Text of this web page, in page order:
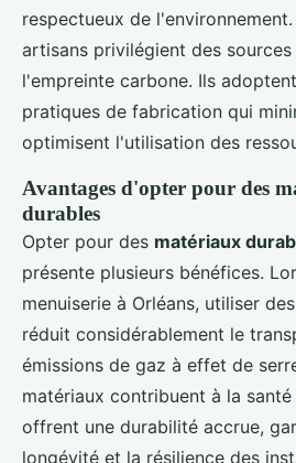
respectueux de
artisans privilégient des
l'empreinte carbone. Ils
pratiques de fabrication qui
optimisent l'utilisation des
Avantages d'opter pour des
durables
Opter pour des matériaux
présente plusieurs bénéfices.
menuiserie à Orléans, utiliser
réduit considérablement le
émissions de gaz à effet de
matériaux contribuent à la
offrent une durabilité accrue,
longévité et la résilience des